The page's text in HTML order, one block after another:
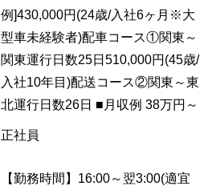
例]430,000円(24歳/入社6ヶ月※大
型車未経験者)配車コース①関東～
関東運行日数25日510,000円(45歳/
入社10年目)配送コース②関東～東
北運行日数26日 ■月収例 38万円～
正社員
【勤務時間】16:00～翌3:00(適宜